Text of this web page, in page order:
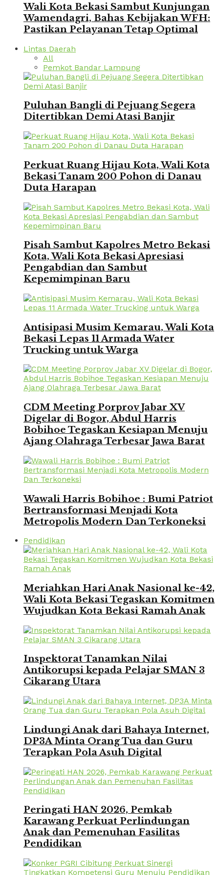
Wali Kota Bekasi Sambut Kunjungan
Wamendagri, Bahas Kebijakan WFH:
Pastikan Pelayanan Tetap Optimal
Lintas Daerah
All
Pemkot Bandar Lampung
Puluhan Bangli di Pejuang Segera
Ditertibkan Demi Atasi Banjir
Perkuat Ruang Hijau Kota, Wali Kota
Bekasi Tanam 200 Pohon di Danau
Duta Harapan
Pisah Sambut Kapolres Metro Bekasi
Kota, Wali Kota Bekasi Apresiasi
Pengabdian dan Sambut
Kepemimpinan Baru
Antisipasi Musim Kemarau, Wali Kota
Bekasi Lepas 11 Armada Water
Trucking untuk Warga
CDM Meeting Porprov Jabar XV
Digelar di Bogor, Abdul Harris
Bobihoe Tegaskan Kesiapan Menuju
Ajang Olahraga Terbesar Jawa Barat
Wawali Harris Bobihoe : Bumi Patriot
Bertransformasi Menjadi Kota
Metropolis Modern Dan Terkoneksi
Pendidikan
Meriahkan Hari Anak Nasional ke-42,
Wali Kota Bekasi Tegaskan Komitmen
Wujudkan Kota Bekasi Ramah Anak
Inspektorat Tanamkan Nilai
Antikorupsi kepada Pelajar SMAN 3
Cikarang Utara
Lindungi Anak dari Bahaya Internet,
DP3A Minta Orang Tua dan Guru
Terapkan Pola Asuh Digital
Peringati HAN 2026, Pemkab
Karawang Perkuat Perlindungan
Anak dan Pemenuhan Fasilitas
Pendidikan